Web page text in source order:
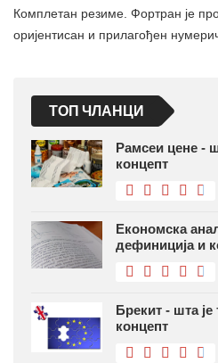
Комплетан резиме. Фортран је
оријентисан и прилагођен
ТОП ЧЛАНЦИ
Рамсеи цене -
концепт
Економска
дефиниција и
Брекит - шта
концепт